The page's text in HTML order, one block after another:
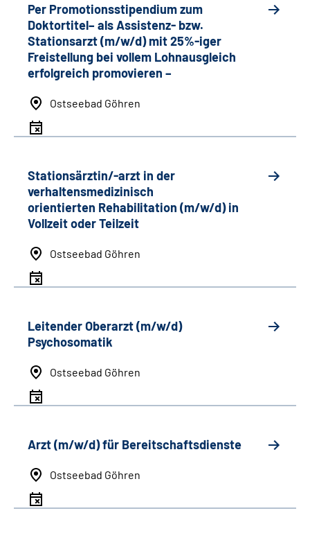
Per Promotionsstipendium zum
Doktortitel– als Assistenz- bzw.
Stationsarzt (m/w/d) mit 25%-iger
Freistellung bei vollem Lohnausgleich
erfolgreich promovieren –
Ostseebad Göhren
Stationsärztin/-arzt in der
verhaltensmedizinisch
orientierten Rehabilitation (m/w/d) in
Vollzeit oder Teilzeit
Ostseebad Göhren
Leitender Oberarzt (m/w/d)
Psychosomatik
Ostseebad Göhren
Arzt (m/w/d) für Bereitschaftsdienste
Ostseebad Göhren